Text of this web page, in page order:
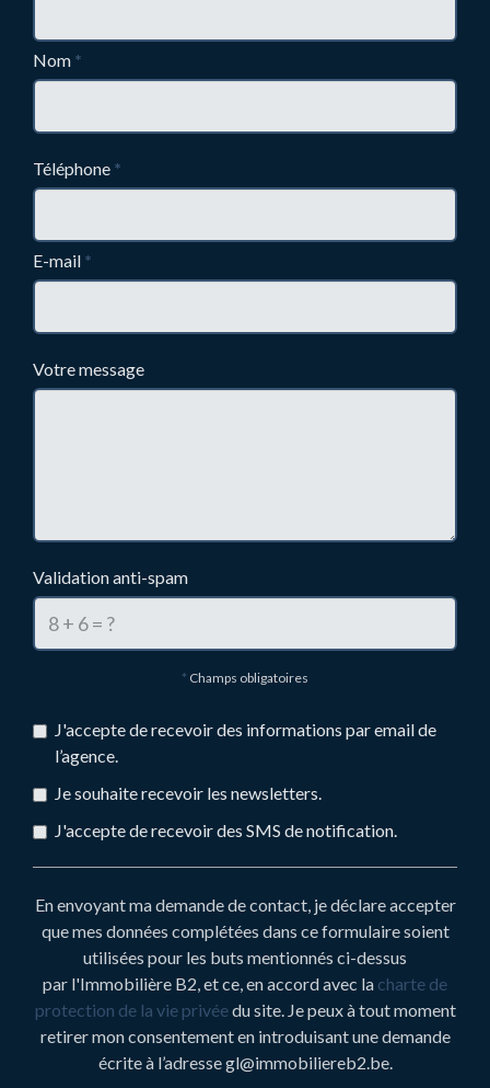
Nom *
Téléphone *
E-mail *
Votre message
Validation anti-spam
* Champs obligatoires
J'accepte de recevoir des informations par email de
l’agence.
Je souhaite recevoir les newsletters.
J'accepte de recevoir des SMS de notification.
En envoyant ma demande de contact, je déclare accepter
que mes données complétées dans ce formulaire soient
utilisées pour les buts mentionnés ci-dessus
par l'Immobilière B2, et ce, en accord avec la charte de
protection de la vie privéedu site. Je peux à tout moment
retirer mon consentement en introduisant une demande
écrite à l’adresse gl@immobiliereb2.be.